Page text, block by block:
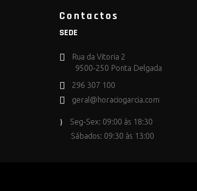
Contactos
SEDE
Rua da Vitoria 2
9500-250 Ponta Delgada
296 307 100
geral@horaciogarcia.com
Seg-Sex: 09:00 às 18:30
Sábados: 09:30 às 13:00